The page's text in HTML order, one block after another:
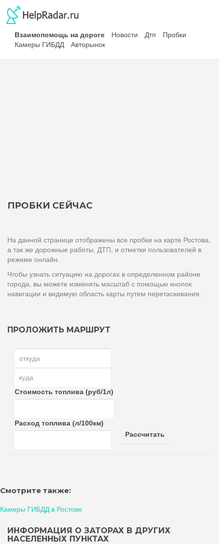
Взаимопомощь на дороге Новости Дтп
Пробки
Камеры ГИБДД
Авторынок
ПРОБКИ СЕЙЧАС
На данной странице отображены все пробки на карте Ростова,
а так же дорожные работы, ДТП, и отметки пользователей в
режиме онлайн.
Чтобы узнать ситуацию на дорогах в определенном районе
города, вы можете изменять масштаб с помощью кнопок
навигации и видимую область карты путем перетаскивания.
ПРОЛОЖИТЬ МАРШРУТ
Стоимость топлива (руб/1л)
Расход топлива (л/100км)
Рассчитать
Смотрите также:
Камеры ГИБДД в Ростове
ИНФОРМАЦИЯ О ЗАТОРАХ В ДРУГИХ
НАСЕЛЕННЫХ ПУНКТАХ